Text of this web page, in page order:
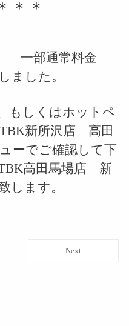
＊＊
一部通常料金
ました。
もしくはホットペ
新所沢店 高田
ーでご確認して下
高田馬場店 新
します。
Next